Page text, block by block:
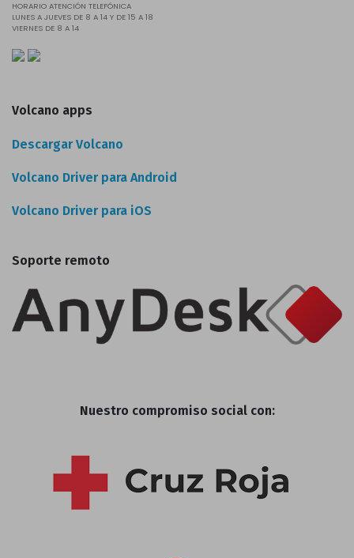
HORARIO ATENCIÓN TELEFÓNICA
LUNES A JUEVES DE 8 A 14 Y DE 15 A 18
VIERNES DE 8 A 14
Volcano apps
Descargar Volcano
Volcano Driver para Android
Volcano Driver para iOS
Soporte remoto
Nuestro compromiso social con: